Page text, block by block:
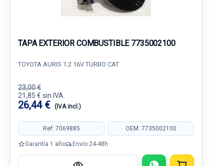
TAPA EXTERIOR COMBUSTIBLE 7735002100
TOYOTA AURIS 1.2 16V TURBO CAT
23,00 €
21,85 € sin IVA.
26,44 € (IVA incl.)
Ref: 7069885 OEM: 7735002100
Garantía 1 año Envío 24-48h